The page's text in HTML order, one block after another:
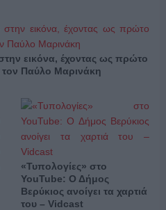
εικόνα, έχοντας ως πρώτο
Παύλο Μαρινάκη
«Τυπολογίες» στο
YouTube: Ο Δήμος
Βερύκιος ανοίγει τα χαρτιά
του – Vidcast